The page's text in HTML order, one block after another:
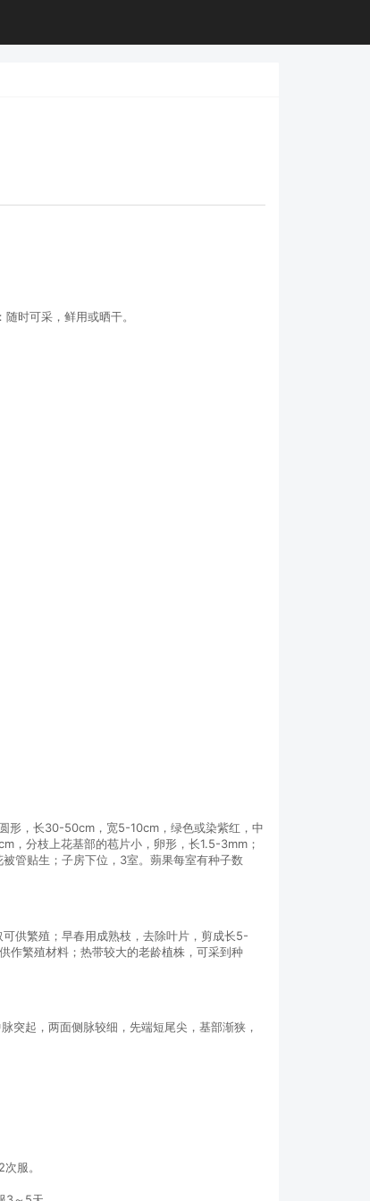
时可采，鲜用或晒干。
形，长30-50cm，宽5-10cm，绿色或染紫红，中
，分枝上花基部的苞片小，卵形，长1.5-3mm；
管贴生；子房下位，3室。蒴果每室有种子数
供繁殖；早春用成熟枝，去除叶片，剪成长5-
作繁殖材料；热带较大的老龄植株，可采到种
起，两面侧脉较细，先端短尾尖，基部渐狭，
服。